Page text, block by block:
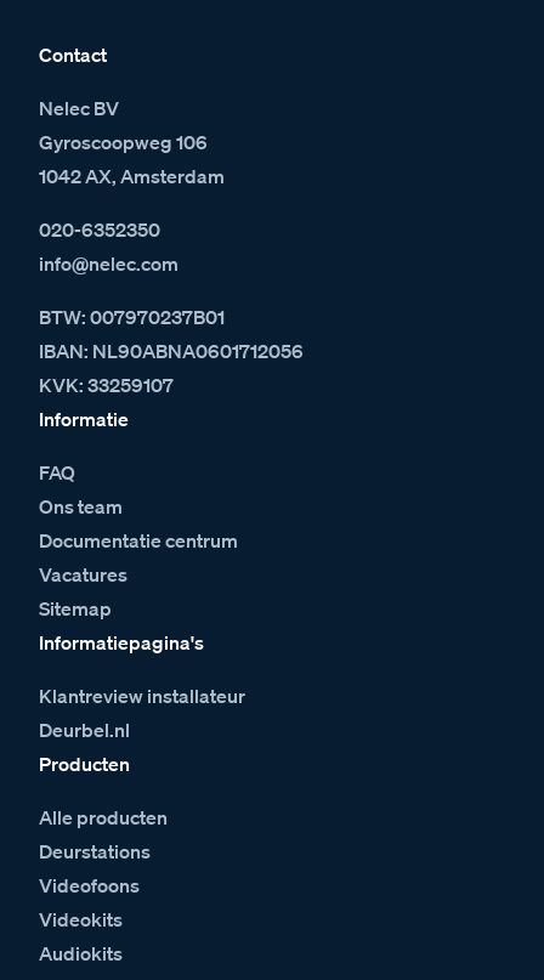
Contact
Nelec BV
Gyroscoopweg 106
1042 AX, Amsterdam
020-6352350
info@nelec.com
BTW: 007970237B01
IBAN: NL90ABNA0601712056
KVK: 33259107
Informatie
FAQ
Ons team
Documentatie centrum
Vacatures
Sitemap
Informatiepagina's
Klantreview installateur
Deurbel.nl
Producten
Alle producten
Deurstations
Videofoons
Videokits
Audiokits